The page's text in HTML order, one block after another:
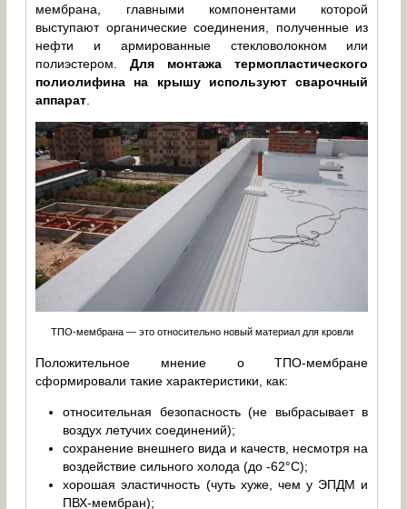
мембрана, главными компонентами которой
выступают органические соединения, полученные из
нефти и армированные стекловолокном или
полиэстером.Для монтажа термопластического
полиолифина на крышу используют сварочный
аппарат
ТПО-мембрана — это относительно новый материал для кровли
Положительное мнение о ТПО-мембране
сформировали такие характеристики, как:
относительная безопасность (не выбрасывает в
воздух летучих соединений);
сохранение внешнего вида и качеств, несмотря на
воздействие сильного холода (до -62°C);
хорошая эластичность (чуть хуже, чем у ЭПДМ и
ПВХ-мембран);